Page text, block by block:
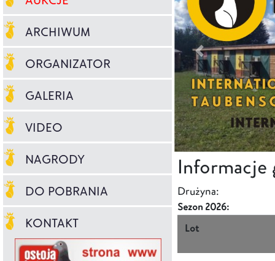
ARCHIWUM
ORGANIZATOR
GALERIA
VIDEO
NAGRODY
DO POBRANIA
KONTAKT
Informacje
Drużyna:
Sezon 2026:
Lot